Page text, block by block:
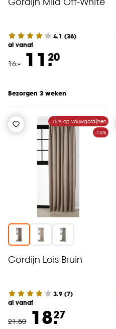
4.1 (36)
al vanaf
16.- 11.20
Bezorgen 3 weken
-15% op vouwgordijnen
-15%
Gordijn Lois Bruin
3.9 (7)
al vanaf
21.50 18.27